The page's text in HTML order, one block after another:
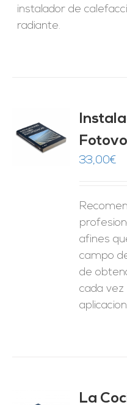
instalador de
radiante.
33,00€
afines
campo
de
cada
La